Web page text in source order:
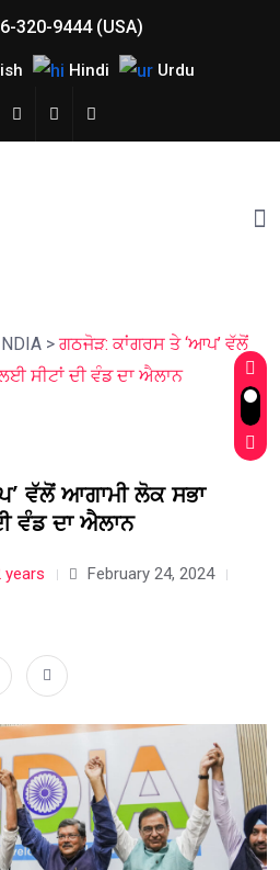
320-9444 (USA)
Hindi Urdu
INDIA > ਗਠਜੋੜ: ਕਾਂਗਰਸ ਤੇ ‘ਆਪ’ ਵੱਲੋਂ
ਸੀਟਾਂ ਦੀ ਵੰਡ ਦਾ ਐਲਾਨ
ਵੱਲੋਂ ਆਗਾਮੀ ਲੋਕ ਸਭਾ
ਵੰਡ ਦਾ ਐਲਾਨ
years
February 24, 2024